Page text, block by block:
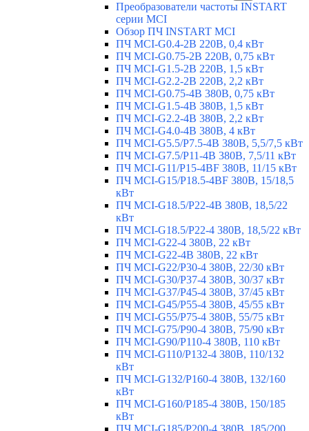
Преобразователи частоты INSTART
серии MCI
Обзор ПЧ INSTART MCI
ПЧ MCI-G0.4-2B 220В, 0,4 кВт
ПЧ MCI-G0.75-2B 220В, 0,75 кВт
ПЧ MCI-G1.5-2B 220В, 1,5 кВт
ПЧ MCI-G2.2-2B 220В, 2,2 кВт
ПЧ MCI-G0.75-4B 380В, 0,75 кВт
ПЧ MCI-G1.5-4B 380В, 1,5 кВт
ПЧ MCI-G2.2-4B 380В, 2,2 кВт
ПЧ MCI-G4.0-4B 380В, 4 кВт
ПЧ MCI-G5.5/Р7.5-4B 380В, 5,5/7,5 кВт
ПЧ MCI-G7.5/P11-4B 380В, 7,5/11 кВт
ПЧ MCI-G11/P15-4BF 380В, 11/15 кВт
ПЧ MCI-G15/P18.5-4BF 380В, 15/18,5
кВт
ПЧ MCI-G18.5/P22-4B 380В, 18,5/22
кВт
ПЧ MCI-G18.5/P22-4 380В, 18,5/22 кВт
ПЧ MCI-G22-4 380В, 22 кВт
ПЧ MCI-G22-4B 380В, 22 кВт
ПЧ MCI-G22/P30-4 380В, 22/30 кВт
ПЧ MCI-G30/P37-4 380В, 30/37 кВт
ПЧ MCI-G37/P45-4 380В, 37/45 кВт
ПЧ MCI-G45/P55-4 380В, 45/55 кВт
ПЧ MCI-G55/P75-4 380В, 55/75 кВт
ПЧ MCI-G75/P90-4 380В, 75/90 кВт
ПЧ MCI-G90/P110-4 380В, 110 кВт
ПЧ MCI-G110/P132-4 380В, 110/132
кВт
ПЧ MCI-G132/P160-4 380В, 132/160
кВт
ПЧ MCI-G160/P185-4 380В, 150/185
кВт